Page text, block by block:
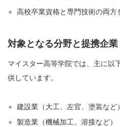
高校卒業資格と専門技術の両方
対象となる分野と提携企業
マイスター高等学院では、主に以
供しています。
建設業（大工、左官、塗装など）
製造業（機械加工、溶接など）